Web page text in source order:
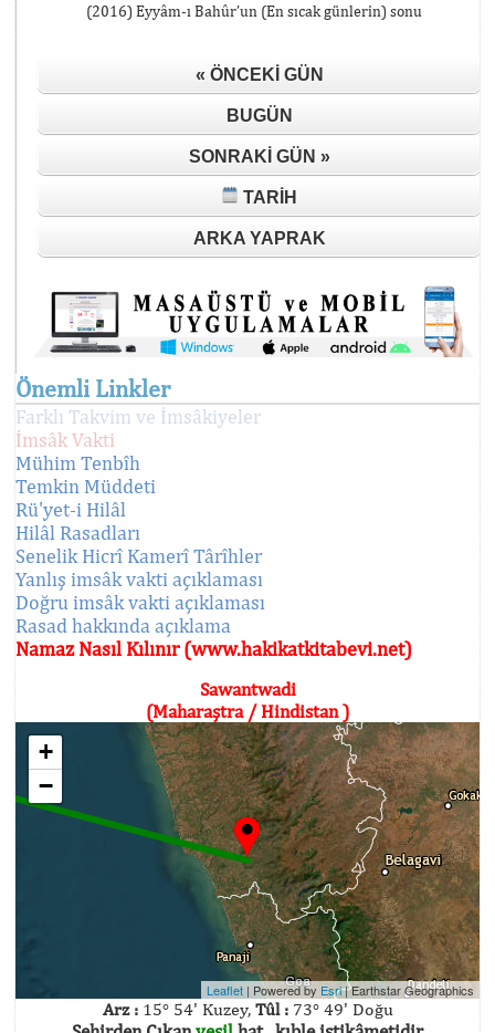
(2016) Eyyâm-ı Bahûr’un (En sıcak günlerin) sonu
« ÖNCEKI GÜN
BUGÜN
SONRAKI GÜN »
TARIH
ARKA YAPRAK
Önemli Linkler
Farklı Takvim ve İmsâkiyeler
İmsâk Vakti
Mühim Tenbîh
Temkin Müddeti
Rü'yet-i Hilâl
Hilâl Rasadları
Senelik Hicrî Kamerî Târîhler
Yanlış imsâk vakti açıklaması
Doğru imsâk vakti açıklaması
Rasad hakkında açıklama
Namaz Nasıl Kılınır (www.hakikatkitabevi.net)
Sawantwadi
(Maharaştra / Hindistan )
+
−
Leaflet | Powered by Esri|Earthstar Geographics
Arz :15° 54' Kuzey, Tûl :73° 49' Doğu